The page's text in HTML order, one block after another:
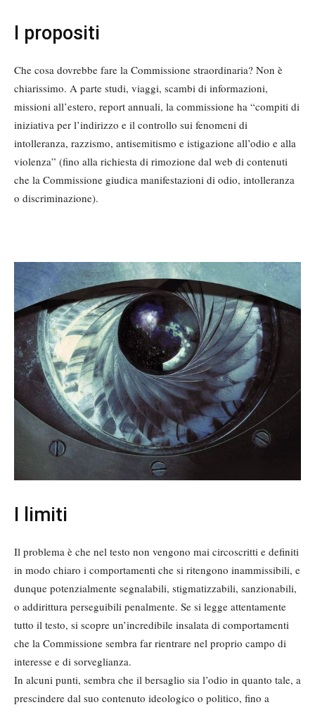
I propositi
Che cosa dovrebbe fare la Commissione straordinaria? Non è
chiarissimo. A parte studi, viaggi, scambi di informazioni,
missioni all’estero, report annuali, la commissione ha “compiti di
iniziativa per l’indirizzo e il controllo sui fenomeni di
intolleranza, razzismo, antisemitismo e istigazione all’odio e alla
violenza” (fino alla richiesta di rimozione dal web di contenuti
che la Commissione giudica manifestazioni di odio, intolleranza
o discriminazione).
I limiti
Il problema è che nel testo non vengono mai circoscritti e definiti
in modo chiaro i comportamenti che si ritengono inammissibili, e
dunque potenzialmente segnalabili, stigmatizzabili, sanzionabili,
o addirittura perseguibili penalmente. Se si legge attentamente
tutto il testo, si scopre un’incredibile insalata di comportamenti
che la Commissione sembra far rientrare nel proprio campo di
interesse e di sorveglianza.
In alcuni punti, sembra che il bersaglio sia l’odio in quanto tale, a
prescindere dal suo contenuto ideologico o politico, fino a